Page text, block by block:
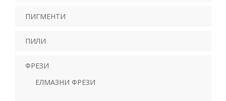
ПИГМЕНТИ
ПИЛИ
ФРЕЗИ
ЕЛМАЗНИ ФРЕЗИ